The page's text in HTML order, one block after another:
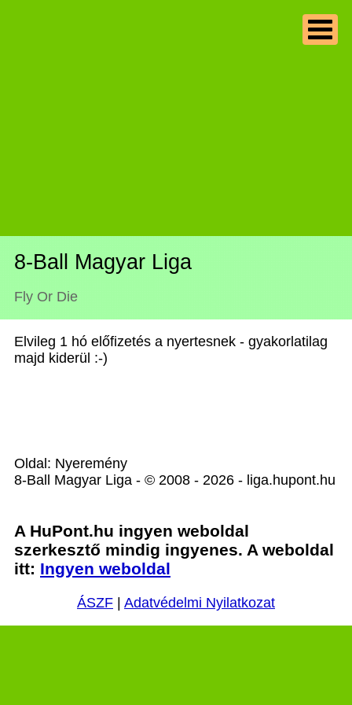
8-Ball Magyar Liga
Fly Or Die
Elvileg 1 hó előfizetés a nyertesnek - gyakorlatilag
majd kiderül :-)
Oldal: Nyeremény
8-Ball Magyar Liga - © 2008 - 2026 - liga.hupont.hu
A HuPont.hu ingyen weboldal
szerkesztő mindig ingyenes. A weboldal
itt: Ingyen weboldal
ÁSZF Adatvédelmi Nyilatkozat